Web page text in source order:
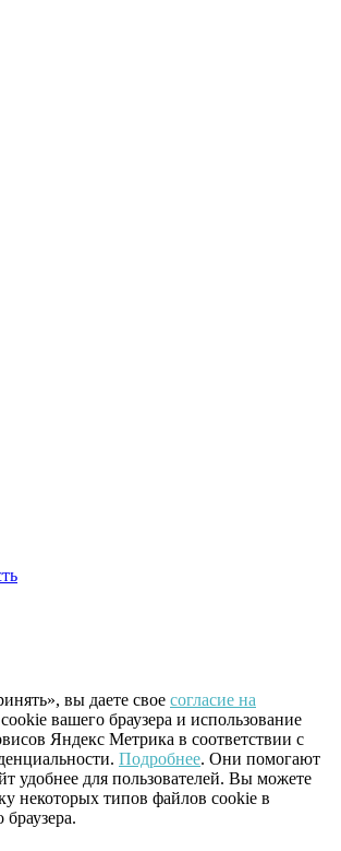
вы даете свое согласие на
cookie вашего браузера и использование
Яндекс Метрика в соответствии с
Подробнее. Они помогают
удобнее для пользователей. Вы можете
некоторых типов файлов cookie в